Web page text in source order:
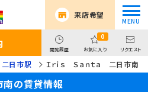
来店希望
閲覧履歴
0
お気に入り リクエスト
二日市駅 Ｉｒｉｓ Ｓａｎｔａ 二日市南
南の賃貸情報